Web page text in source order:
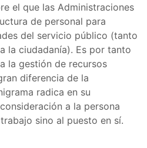
el que las Administraciones
de personal para
del servicio público (tanto
la ciudadanía). Es por tanto
la gestión de recursos
diferencia de la
radica en su
a la persona
sino al puesto en sí.